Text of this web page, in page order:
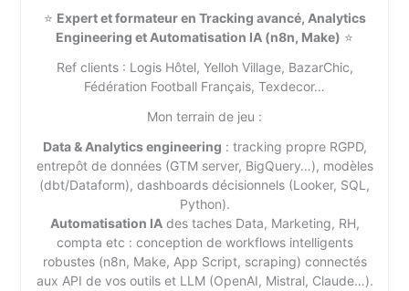
⭐ Expert et formateur en Tracking avancé, Analytics
Engineering et Automatisation IA (n8n, Make) ⭐
Ref clients : Logis Hôtel, Yelloh Village, BazarChic,
Fédération Football Français, Texdecor…
Mon terrain de jeu :
Data & Analytics engineering : tracking propre RGPD,
entrepôt de données (GTM server, BigQuery…), modèles
(dbt/Dataform), dashboards décisionnels (Looker, SQL,
Python).
Automatisation IAdes taches Data, Marketing, RH,
compta etc : conception de workflows intelligents
robustes (n8n, Make, App Script, scraping) connectés
aux API de vos outils et LLM (OpenAI, Mistral, Claude…).